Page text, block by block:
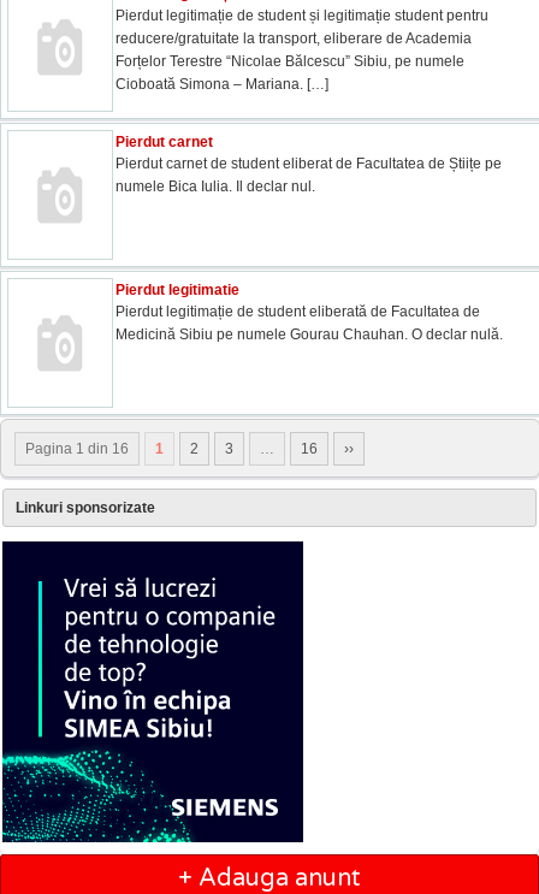
Pierdut legitimație de student și legitimație student pentru
reducere/gratuitate la transport, eliberare de Academia
Forțelor Terestre “Nicolae Bălcescu” Sibiu, pe numele
Cioboată Simona – Mariana. […]
Pierdut carnet
Pierdut carnet de student eliberat de Facultatea de Știițe pe
numele Bica Iulia. Il declar nul.
Pierdut legitimatie
Pierdut legitimație de student eliberată de Facultatea de
Medicină Sibiu pe numele Gourau Chauhan. O declar nulă.
Pagina 1 din 16 1 2 3 … 16 ››
Linkuri sponsorizate
+ Adauga anunt